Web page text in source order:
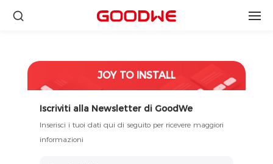
JOY TO INSTALL
Iscriviti alla Newsletter di GoodWe
Inserisci i tuoi dati qui di seguito per ricevere maggiori
informazioni